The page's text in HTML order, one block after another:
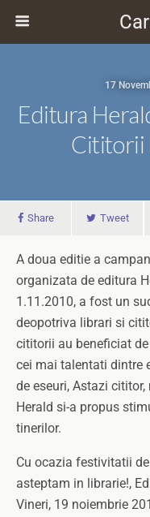
17
Editura
Cititorii
Share Tweet
A doua editie a
organizata de editura
1.11.2010, a fost un
deopotriva librari si
cititorii au beneficiat
cei mai talentati dintre
de eseuri, Astazi
Herald si-a propus
tinerilor.
Cu ocazia festivitatii
asteptam in librarie!,
Vineri, 19 noiembrie